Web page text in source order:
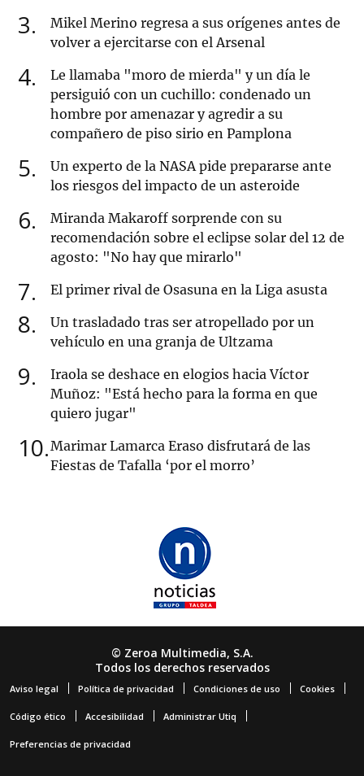
3
Mikel Merino regresa a sus orígenes antes de
volver a ejercitarse con el Arsenal
4
Le llamaba "moro de mierda" y un día le
persiguió con un cuchillo: condenado un
hombre por amenazar y agredir a su
compañero de piso sirio en Pamplona
5
Un experto de la NASA pide prepararse ante
los riesgos del impacto de un asteroide
6
Miranda Makaroff sorprende con su
recomendación sobre el eclipse solar del 12 de
agosto: "No hay que mirarlo"
7 El primer rival de Osasuna en la Liga asusta
8
Un trasladado tras ser atropellado por un
vehículo en una granja de Ultzama
9
Iraola se deshace en elogios hacia Víctor
Muñoz: "Está hecho para la forma en que
quiero jugar"
10 Marimar Lamarca Eraso disfrutará de las
Fiestas de Tafalla ‘por el morro’
© Zeroa Multimedia, S.A.
Todos los derechos reservados
Aviso legal Política de privacidad Condiciones de uso Cookies
Código ético Accesibilidad Administrar Utiq
Preferencias de privacidad